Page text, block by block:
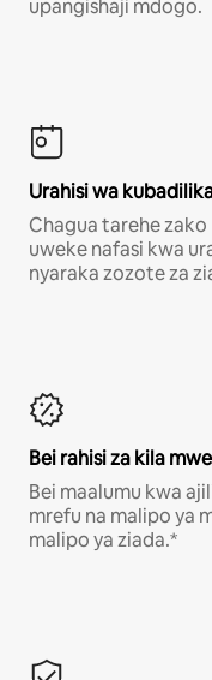
upangishaji mdogo.
Urahisi wa
Chagua tarehe
uweke nafasi kwa
nyaraka zozote za
Bei rahisi za kila
Bei maalumu kwa
mrefu na malipo ya
malipo ya ziada.*